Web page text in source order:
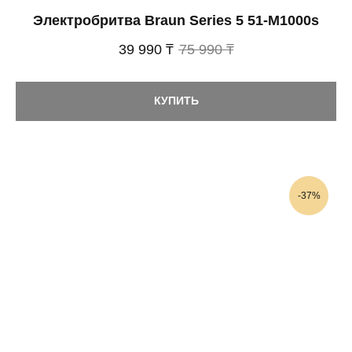
Электробритва Braun Series 5 51-M1000s
39 990 ₸ 75 990 ₸
КУПИТЬ
-37%